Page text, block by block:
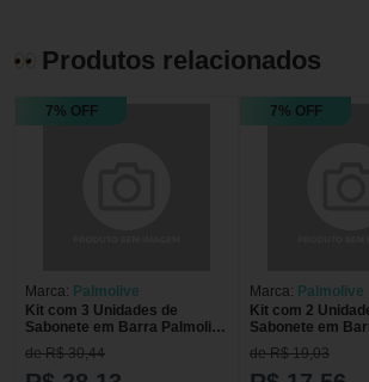
Produtos relacionados
7% OFF
Marca: Palmolive
Kit com 3 Unidades de
Sabonete em Barra Palmolive
Naturals Esfoliação Delicada
85g
de R$ 30,44
7% OFF
Marca: Palmolive
Kit com 2
Sabonete em
Naturals
85g
de R$ 19,03